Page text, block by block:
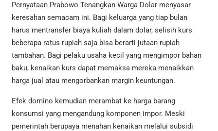
Pernyataan Prabowo Tenangkan Warga Dolar menyasar
keresahan semacam ini. Bagi keluarga yang tiap bulan
harus mentransfer biaya kuliah dalam dolar, selisih kurs
beberapa ratus rupiah saja bisa berarti jutaan rupiah
tambahan. Bagi pelaku usaha kecil yang mengimpor bahan
baku, kenaikan kurs dapat memaksa mereka menaikkan
harga jual atau mengorbankan margin keuntungan.
Efek domino kemudian merambat ke harga barang
konsumsi yang mengandung komponen impor. Meski
pemerintah berupaya menahan kenaikan melalui subsidi